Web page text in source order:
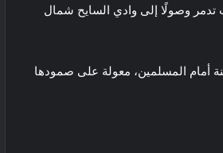
تدمر وصولًا إلى وادي السايح شمال
أمام المسلمين، معولة على صمودها